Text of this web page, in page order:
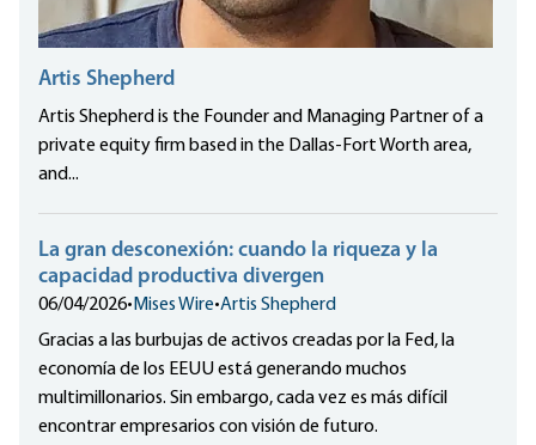
Artis Shepherd
Artis Shepherd is the Founder and Managing Partner of a
private equity firm based in the Dallas-Fort Worth area,
and...
La gran desconexión: cuando la riqueza y la
capacidad productiva divergen
06/04/2026• Mises Wire•Artis Shepherd
Gracias a las burbujas de activos creadas por la Fed, la
economía de los EEUU está generando muchos
multimillonarios. Sin embargo, cada vez es más difícil
encontrar empresarios con visión de futuro.